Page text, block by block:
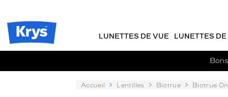
Opticien
Krys
LUNETTES DE VUE LUNETTES
Accueil Lentilles Biotrue Biotrue